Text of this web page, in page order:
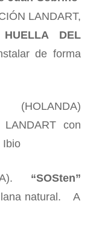
LANDART,
DEL
de forma
(HOLANDA)
LANDART con
Ibio
“SOSten”
lana natural. A